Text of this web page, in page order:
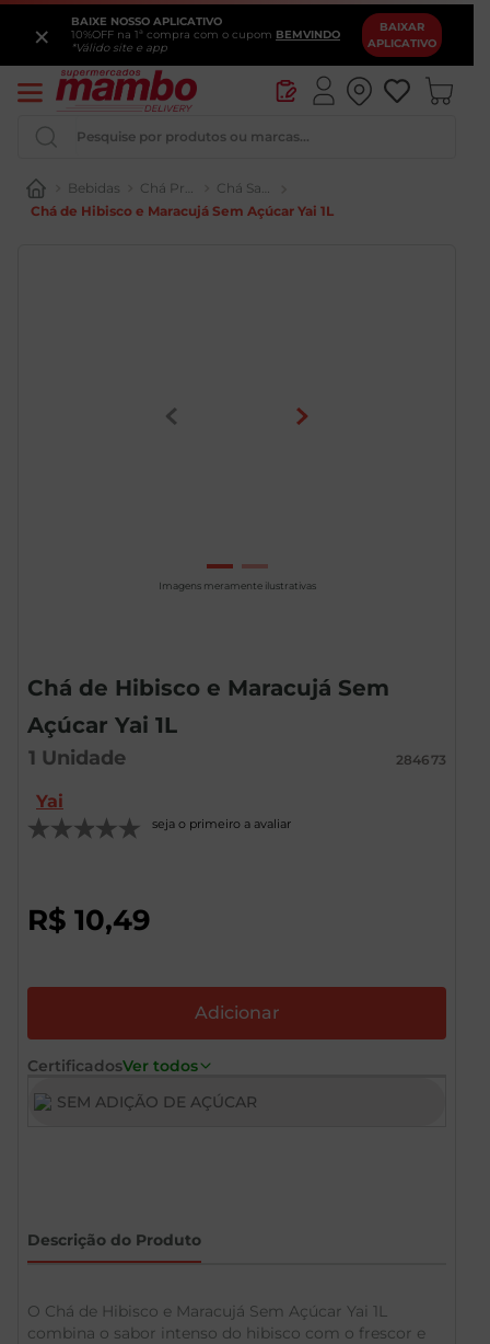
BAIXE NOSSO APLICATIVO
10%OFF na 1ª compra com o cupom BEMVINDO
*Válido site e app
BAIXAR
APLICATIVO
×
Pesquise por produtos ou marcas...
Bebidas Chá Pronto e Kombucha
Chá Sabores
Chá de Hibisco e Maracujá Sem Açúcar Yai 1L
Imagens meramente ilustrativas
Chá de Hibisco e Maracujá Sem
Açúcar Yai 1L
1 Unidade 284673
Yai
seja o primeiro a avaliar
R$ 10,49
CertificadosVer todos
SEM ADIÇÃO DE AÇÚCAR
Descrição do Produto
O Chá de Hibisco e Maracujá Sem Açúcar Yai 1L
combina o sabor intenso do hibisco com o frescor e
Iogurte